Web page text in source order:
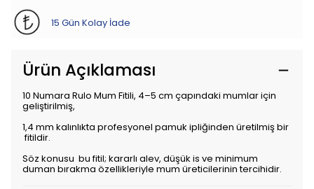
15 Gün Kolay İade
Ürün Açıklaması
10 Numara Rulo Mum Fitili, 4–5 cm çapındaki mumlar için
geliştirilmiş,
1,4 mm kalınlıkta profesyonel pamuk ipliğinden üretilmiş bir
fitildir.
Söz konusu bu fitil; kararlı alev, düşük is ve minimum
duman bırakma özellikleriyle mum üreticilerinin tercihidir.